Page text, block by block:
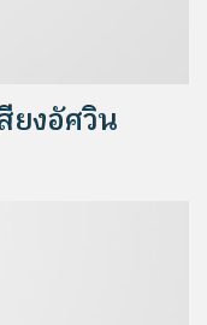
ยงอัศวิน